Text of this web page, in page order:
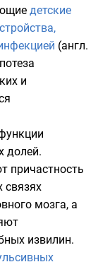
детские
(англ.
и
долей.
причастность
связях
мозга, а
извилин.